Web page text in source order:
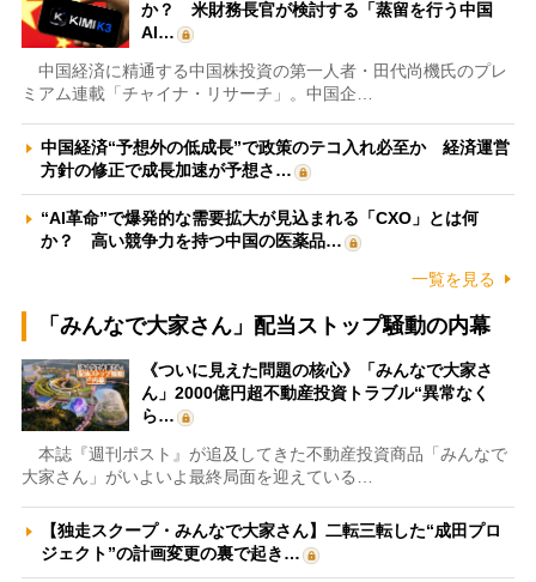
か？ 米財務長官が検討する「蒸留を行う中国
AI…
中国経済に精通する中国株投資の第一人者・田代尚機氏のプレ
ミアム連載「チャイナ・リサーチ」。中国企…
中国経済“予想外の低成長”で政策のテコ入れ必至か 経済運営
方針の修正で成長加速が予想さ…
“AI革命”で爆発的な需要拡大が見込まれる「CXO」とは何
か？ 高い競争力を持つ中国の医薬品…
一覧を見る
「みんなで大家さん」配当ストップ騒動の内幕
《ついに見えた問題の核心》「みんなで大家さ
ん」2000億円超不動産投資トラブル“異常なく
ら…
本誌『週刊ポスト』が追及してきた不動産投資商品「みんなで
大家さん」がいよいよ最終局面を迎えている…
【独走スクープ・みんなで大家さん】二転三転した“成田プロ
ジェクト”の計画変更の裏で起き…